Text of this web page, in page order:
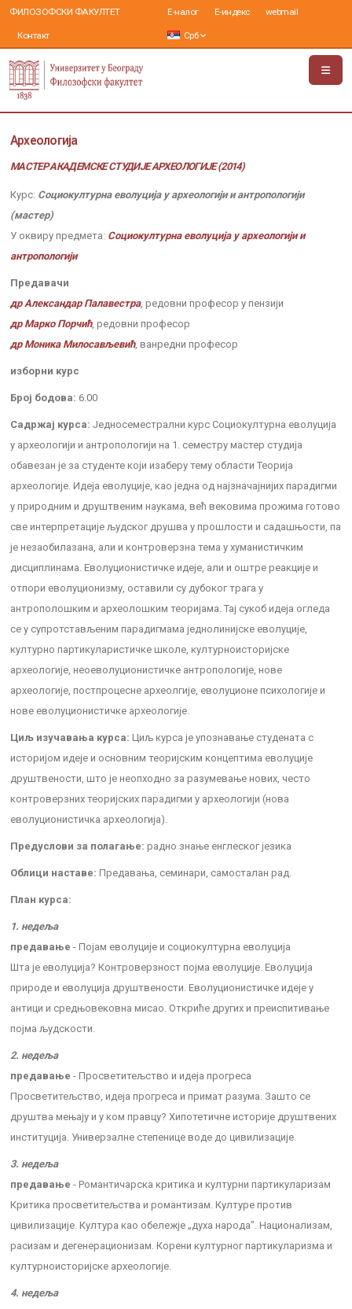
ФИЛОЗОФСКИ ФАКУЛТЕТ
Контакт
Е-налог Е-индекс webmail
Срб
Археологија
МАСТЕР АКАДЕМСКЕ СТУДИЈЕ АРХЕОЛОГИЈЕ (2014)
Курс: Социокултурна еволуција у археологији и антропологији
(мастер)
У оквиру предмета: Социокултурна еволуција у археологији и
антропологији
Предавачи
др Александар Палавестра, редовни професор у пензији
др Марко Порчић, редовни професор
др Моника Милосављевић, ванредни професор
изборни курс
Број бодова: 6.00
Садржај курса: Једносеместрални курс Социокултурна еволуција
у археологији и антропологији на 1. семестру мастер студија
обавезан је за студенте који изаберу тему области Теорија
археологије. Идеја еволуције, као једна од најзначајнијих парадигми
у природним и друштвеним наукама, већ вековима прожима готово
све интерпретације људског друшва у прошлости и садашњости, па
је незаобилазана, али и контроверзна тема у хуманистичким
дисциплинама. Еволуционистичке идеје, али и оштре реакције и
отпори еволуционизму, оставили су дубоког трага у
антрополошким и археолошким теоријама. Тај сукоб идеја огледа
се у супротстављеним парадигмама једнолинијске еволуције,
културно партикуларистичке школе, културноисторијске
археологије, неоеволуционистичке антропологије, нове
археологије, постпроцесне археолгије, еволуционе психологије и
нове еволуционистичке археологије.
Циљ изучавања курса: Циљ курса је упознавање студената с
историјом идеје и основним теоријским концептима еволуције
друштвености, што је неопходно за разумевање нових, често
контроверзних теоријских парадигми у археологији (нова
еволуционистичка археологија).
Предуслови за полагање: радно знање енглеског језика
Облици наставе: Предавања, семинари, самосталан рад.
План курса:
1. недеља
предавање - Појам еволуције и социокултурна еволуција
Шта је еволуција? Контроверзност појма еволуције. Еволуција
природе и еволуција друштвености. Еволуционистичке идеје у
антици и средњовековна мисао. Откриће других и преиспитивање
појма људскости.
2. недеља
предавање - Просветитељство и идеја прогреса
Просветитељство, идеја прогреса и примат разума. Зашто се
друштва мењају и у ком правцу? Хипотетичне историје друштвених
институција. Универзалне степенице воде до цивилизације.
3. недеља
предавање - Романтичарска критика и културни партикуларизам
Критика просветитељства и романтизам. Културе против
цивилизације. Култура као обележје „духа народа”. Национализам,
расизам и дегенерационизам. Корени културног партикуларизма и
културноисторијске археологије.
4. недеља